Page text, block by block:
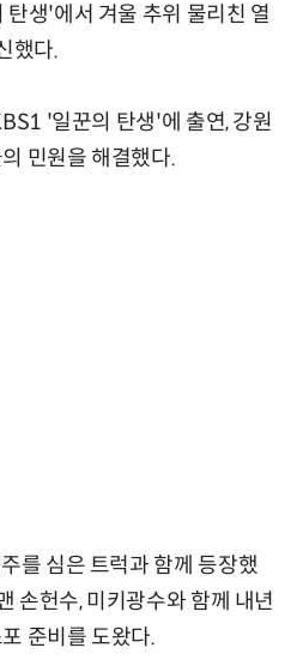
생'에서 겨울 추위 물리친 열
했다.
'일꾼의 탄생'에 출연, 강원
민원을 해결했다.
를 심은 트럭과 함께 등장했
손헌수, 미키광수와 함께 내년
준비를 도왔다.